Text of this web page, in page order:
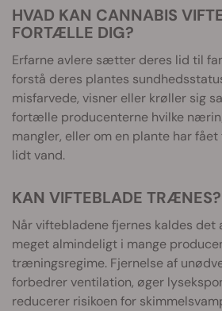
HVAD KAN CANNABIS VIFTEBLADE
FORTÆLLE DIG?
Erfarne avlere sætter deres lid til
forstå deres plantes
misfarvede, visner eller krøller sig
fortælle producenterne hvilke
mangler, eller om en plante har
lidt vand.
KAN VIFTEBLADE TRÆNES?
Når viftebladene fjernes kaldes det
meget almindeligt i mange
træningsregime. Fjernelse af
forbedrer ventilation, øger
reducerer risikoen for